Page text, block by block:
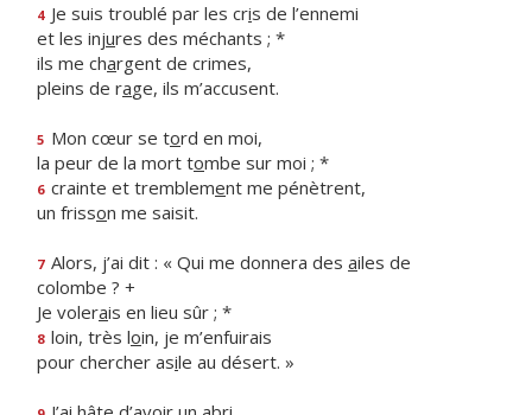
4 Je suis troublé par les cris de l’ennemi
et les injures des méchants ; *
ils me chargent de crimes,
pleins de rage, ils m’accusent.
5 Mon cœur se tord en moi,
la peur de la mort tombe sur moi ; *
6 crainte et tremblement me pénètrent,
un frisson me saisit.
7 Alors, j’ai dit : « Qui me donnera des ailes de
colombe ? +
Je volerais en lieu sûr ; *
8 loin, très loin, je m’enfuirais
pour chercher asile au désert. »